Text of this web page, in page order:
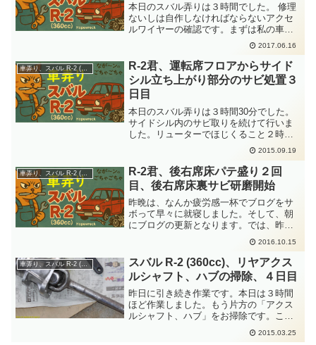
本日のスバル弄りは３時間でした。 修理
ないしは自作しなければならないアクセ
ルワイヤーの確認です。まずは私の車体
に付いていたアクセルワイヤーです。全
体写真で、すでにただならぬアーチを描
いているのがわかりますか？エンジン側
先端は、錆びているがど...
2017.06.16
R-2君、運転席フロアからサイド
シル立ち上がり部分のサビ処置３
日目
本日のスバル弄りは３時間30分でした。
サイドシル内のサビ取りを続けて行いま
した。リューターでほじくること２時間
でこの状態です。500円玉サイズの大きい
錆穴が開いてます。こいつを塞ぐのが本
日のメインイベントです。車体裏から確
認したら....ガ...
2015.09.19
R-2君、後右席床パテ盛り２回
目、後右席床裏サビ研磨開始
昨晩は、なんか疲労感一杯でブログをサ
ボって早々に就寝しました。そして、朝
にブログの更新となります。では、昨日
のスバル弄りの内容です。右後席床は、
13日木曜日に、１回目のパテ研ぎ+追加ジ
ンクスプレー+リセットのプラサフ、まで
進んでます。なので...
2016.10.15
車弄り、スバル R-2 (360cc)
スバル R-2 (360cc)、リヤアクス
ルシャフト、ハブの掃除、４日目
昨日に引き続き作業です。本日は３時間
ほど作業しました。もう片方の「アクス
ルシャフト、ハブ」をお掃除です。こっ
ちはちょっと小さいサビ穴が多くて苦戦
しました。２時間30分ほど、チマチマと
2015.03.25